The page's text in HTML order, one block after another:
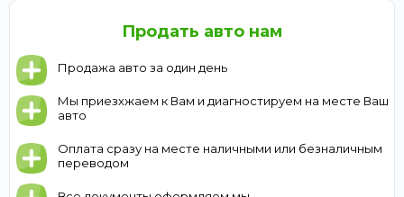
Продать авто нам
Продажа авто за один день
Мы приезхжаем к Вам и диагностируем на месте Ваш
авто
Оплата сразу на месте наличными или безналичным
переводом